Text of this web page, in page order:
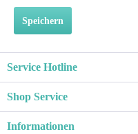
Speichern
Service Hotline
Shop Service
Informationen